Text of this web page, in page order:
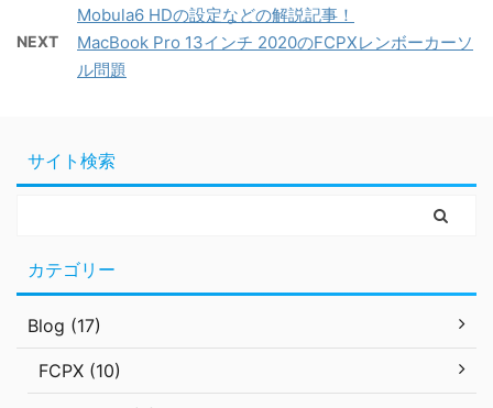
Mobula6 HDの設定などの解説記事！
NEXT
MacBook Pro 13インチ 2020のFCPXレンボーカーソ
ル問題
サイト検索
カテゴリー
Blog (17)
FCPX (10)